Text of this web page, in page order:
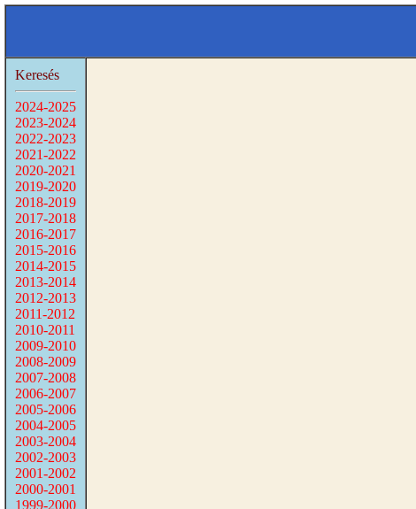
Keresés
2024-2025
2023-2024
2022-2023
2021-2022
2020-2021
2019-2020
2018-2019
2017-2018
2016-2017
2015-2016
2014-2015
2013-2014
2012-2013
2011-2012
2010-2011
2009-2010
2008-2009
2007-2008
2006-2007
2005-2006
2004-2005
2003-2004
2002-2003
2001-2002
2000-2001
1999-2000